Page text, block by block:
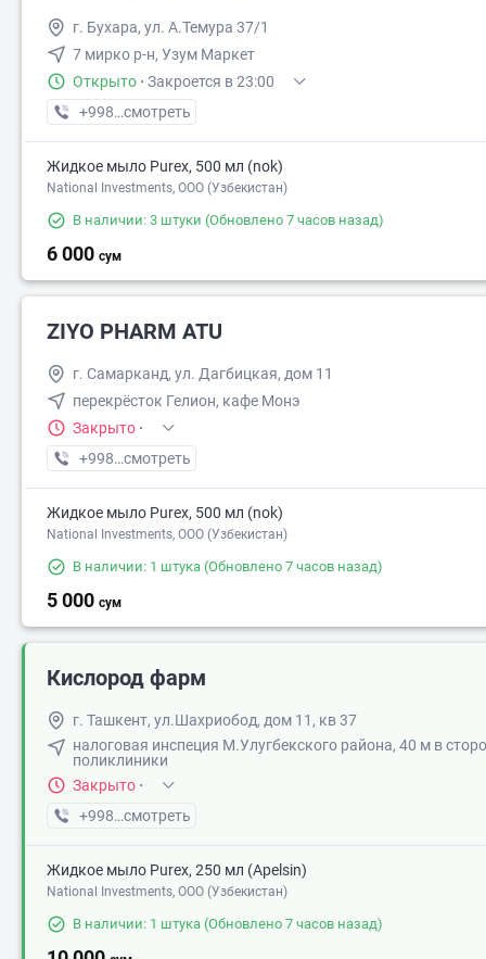
г. Бухара, ул. А.Темура 37/1
7 мирко р-н, Узум Маркет
Открыто · Закроется в 23:00
+998 (99) XXX-XX-XX
смотреть
Жидкое мыло Purex, 500 мл (nok)
National Investments, ООО (Узбекистан)
В наличии: 3 штуки (Обновлено 7 часов назад)
6 000 сум
ZIYO PHARM ATU
г. Самарканд, ул. Дагбицкая, дом 11
перекрёсток Гелион, кафе Монэ
Закрыто ·
+998 (93) XXX-XX-XX
смотреть
Жидкое мыло Purex, 500 мл (nok)
National Investments, ООО (Узбекистан)
В наличии: 1 штука (Обновлено 7 часов назад)
5 000 сум
Кислород фарм
г. Ташкент, ул.Шахриобод, дом 11, кв 37
налоговая инспеция М.Улугбекского района, 40 м в
поликлиники
Закрыто ·
+998 (91) XXX-XX-XX
смотреть
Жидкое мыло Purex, 250 мл (Apelsin)
National Investments, ООО (Узбекистан)
В наличии: 1 штука (Обновлено 7 часов назад)